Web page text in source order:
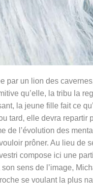
par un lion des
qu’elle, la tribu la
la jeune fille fait ce
tard, elle devra repartir
de l’évolution des
prôner. Au lieu de
compose ici une
son sens de l’image,
se voulant la plus